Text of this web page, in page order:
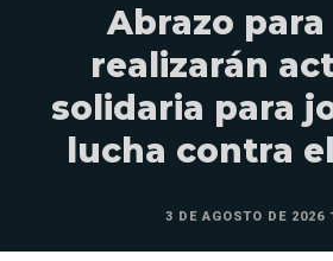
Abrazo para
realizarán
solidaria para
lucha contra
3 DE AGOSTO DE 2026